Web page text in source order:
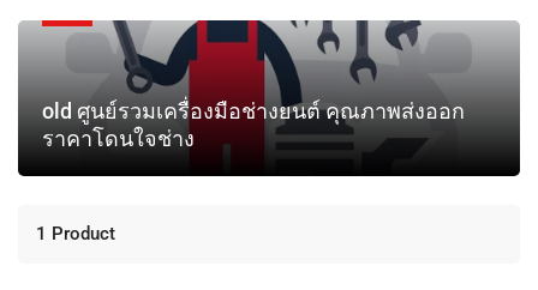
old ศูนย์รวมเครื่องมือช่างยนต์ คุณภาพส่งออก
ราคาโดนใจช่าง
1 Product